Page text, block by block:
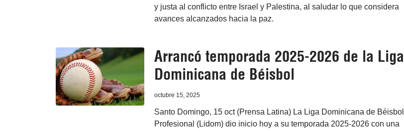
y justa al conflicto entre Israel y Palestina, al saludar lo que considera
avances alcanzados hacia la paz.
Arrancó temporada 2025-2026 de la Liga
Dominicana de Béisbol
octubre 15, 2025
Santo Domingo, 15 oct (Prensa Latina) La Liga Dominicana de Béisbol
Profesional (Lidom) dio inicio hoy a su temporada 2025-2026 con una